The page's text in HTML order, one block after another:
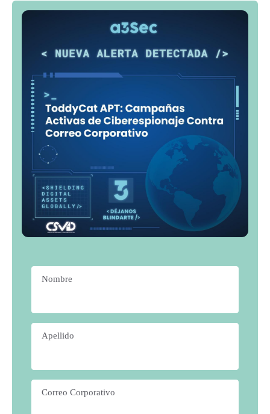
Nombre
Apellido
Correo Corporativo